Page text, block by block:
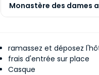
Monastère des dames
ramassez et déposez
frais d'entrée sur place
Casque